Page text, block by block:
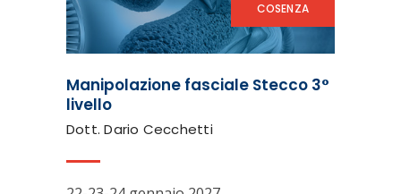
COSENZA
Manipolazione fasciale Stecco 3°
livello
Dott. Dario Cecchetti